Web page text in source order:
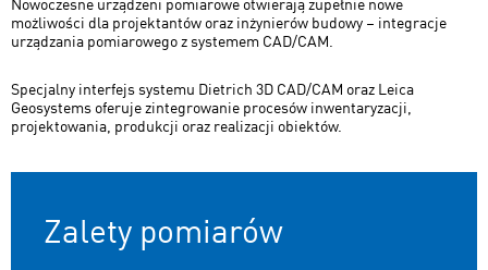
Domy z bala
Mała architektura
Dekarstwo
Ciężki szkielet
Obliczenia konstrukcji
Nowoczesne urządzeni pomiarowe otwierają zupełnie nowe
możliwości dla projektantów oraz inżynierów budowy – integracje
urządzania pomiarowego z systemem CAD/CAM.
Specjalny interfejs systemu Dietrich 3D CAD/CAM oraz Leica
Geosystems oferuje zintegrowanie procesów inwentaryzacji,
projektowania, produkcji oraz realizacji obiektów.
Zalety pomiarów